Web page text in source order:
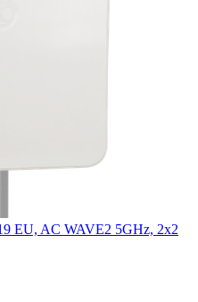
EU, AC WAVE2 5GHz, 2x2